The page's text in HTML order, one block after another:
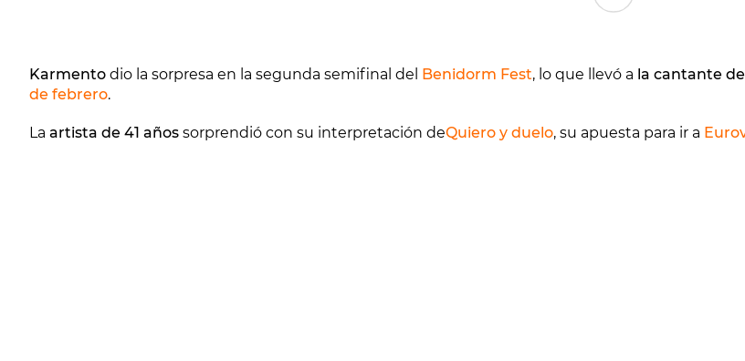
Karmento dio la sorpresa en la segunda semifinal del Benidorm Fest, lo que llevó a la cantante
de febrero.
La artista de 41 años sorprendió con su interpretación deQuiero y duelo, su apuesta para ir a